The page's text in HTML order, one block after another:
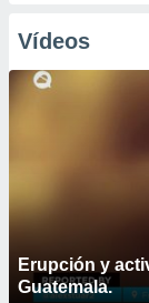
Vídeos
Erupción y
Guatemala.